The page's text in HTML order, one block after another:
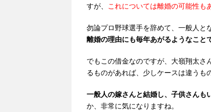
すが、 これについては離婚の可能性も
勿論プロ野球選手を辞めて、一般人と
離婚の理由にも毎年あがるようなこと
でもこの借金なのですが、大嶺翔太
るものがあれば、少しケースは違うも
一般人の嫁さんと結婚し、子供さんも
か、非常に気になりますね。